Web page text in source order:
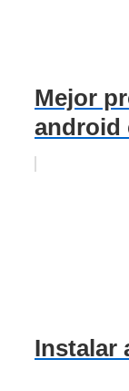
Mejor
android
Instalar